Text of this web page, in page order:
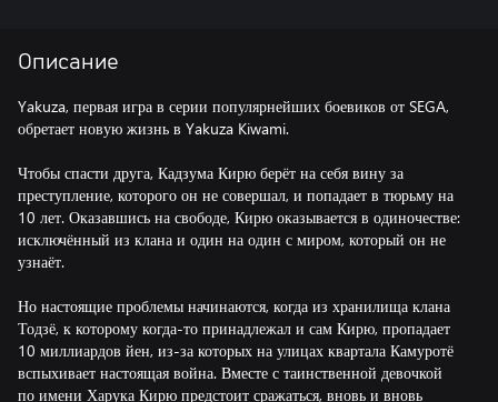
Описание
Yakuza, первая игра в серии популярнейших боевиков от SEGA,
обретает новую жизнь в Yakuza Kiwami.
Чтобы спасти друга, Кадзума Кирю берёт на себя вину за
преступление, которого он не совершал, и попадает в тюрьму на
10 лет. Оказавшись на свободе, Кирю оказывается в одиночестве:
исключённый из клана и один на один с миром, который он не
узнаёт.
Но настоящие проблемы начинаются, когда из хранилища клана
Тодзё, к которому когда-то принадлежал и сам Кирю, пропадает
10 миллиардов йен, из-за которых на улицах квартала Камуротё
вспыхивает настоящая война. Вместе с таинственной девочкой
по имени Харука Кирю предстоит сражаться, вновь и вновь